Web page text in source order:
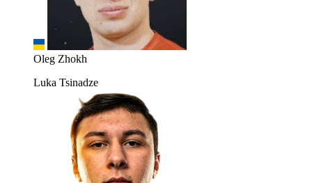
Oleg Zhokh
Luka Tsinadze